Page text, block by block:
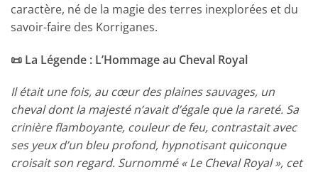
caractère, né de la magie des terres inexplorées et du
savoir-faire des Korriganes.
📜 La Légende : L’Hommage au Cheval Royal
Il était une fois, au cœur des plaines sauvages, un
cheval dont la majesté n’avait d’égale que la rareté. Sa
crinière flamboyante, couleur de feu, contrastait avec
ses yeux d’un bleu profond, hypnotisant quiconque
croisait son regard. Surnommé « Le Cheval Royal », cet